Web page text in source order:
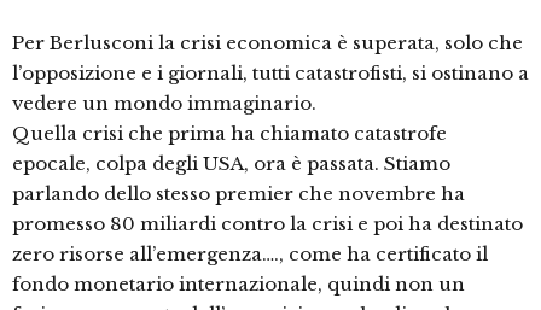
Per Berlusconi la crisi economica è superata, solo che
l’opposizione e i giornali, tutti catastrofisti, si ostinano a
vedere un mondo immaginario.
Quella crisi che prima ha chiamato catastrofe
epocale, colpa degli USA, ora è passata. Stiamo
parlando dello stesso premier che novembre ha
promesso 80 miliardi contro la crisi e poi ha destinato
zero risorse all’emergenza…., come ha certificato il
fondo monetario internazionale, quindi non un